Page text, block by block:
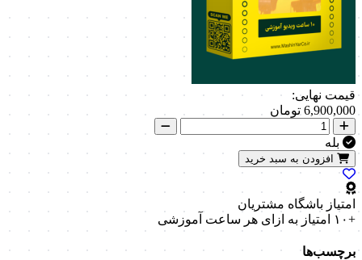
قیمت نهایی:
6,900,000 تومان
بله
افزودن به سبد خرید
امتیاز باشگاه مشتریان
+۱۰ امتیاز
به ازای هر ساعت آموزشی
برچسب‌ها